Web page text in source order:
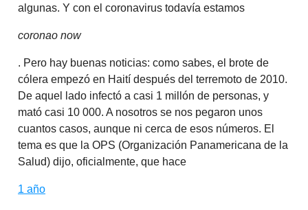
algunas. Y con el coronavirus todavía estamos
coronao now
. Pero hay buenas noticias: como sabes, el brote de
cólera empezó en Haití después del terremoto de 2010.
De aquel lado infectó a casi 1 millón de personas, y
mató casi 10 000. A nosotros se nos pegaron unos
cuantos casos, aunque ni cerca de esos números. El
tema es que la OPS (Organización Panamericana de la
Salud) dijo, oficialmente, que hace
1 año